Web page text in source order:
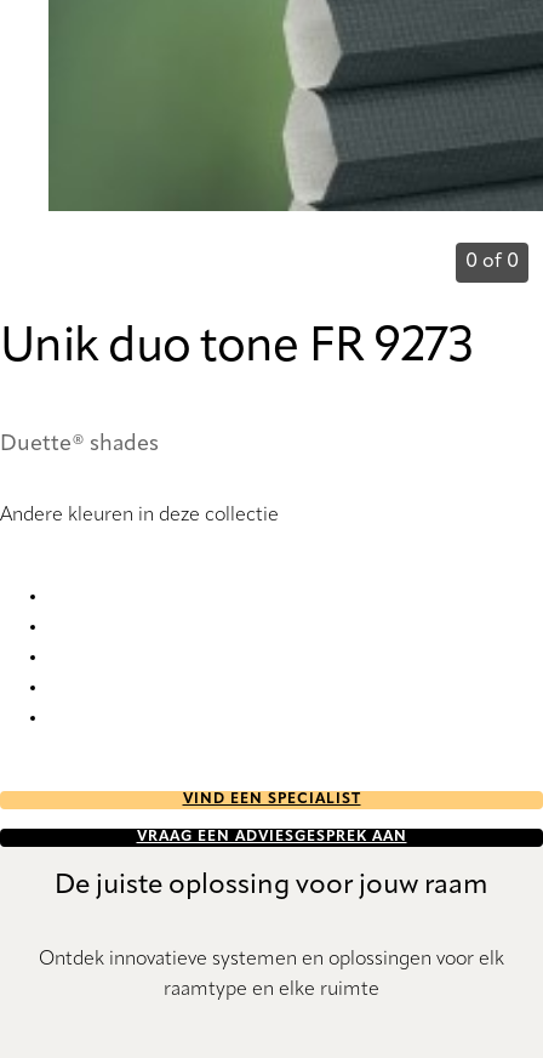
0 of 0
Unik duo tone FR 9273
Duette® shades
Andere kleuren in deze collectie
VIND EEN SPECIALIST
VRAAG EEN ADVIESGESPREK AAN
De juiste oplossing voor jouw raam
Ontdek innovatieve systemen en oplossingen voor elk
raamtype en elke ruimte